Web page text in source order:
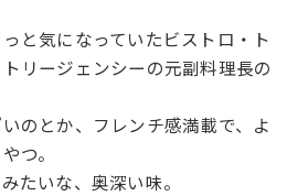
と気になっていたビストロ・ト
リージェンシーの元副料理長の
のとか、フレンチ感満載で、よ
つ。
たいな、奥深い味。